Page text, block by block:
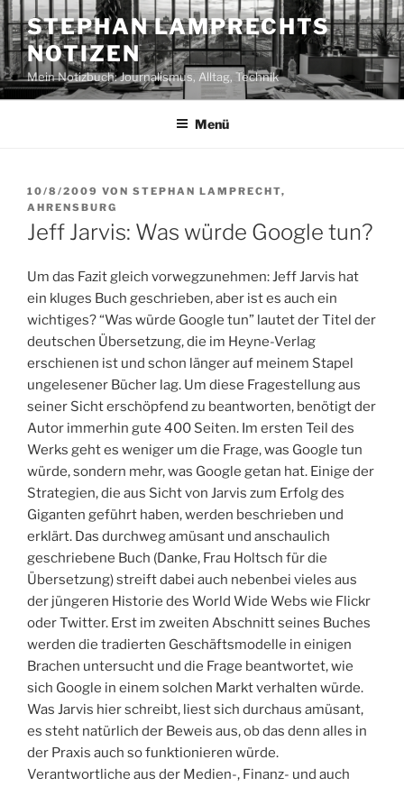
Zum
Inhalt
springen
STEPHAN LAMPRECHTS
NOTIZEN
Mein Notizbuch: Journalismus, Alltag, Technik
Menü
VERÖFFENTLICHT
AM
10/8/2009 VON STEPHAN LAMPRECHT,
AHRENSBURG
Jeff Jarvis: Was würde Google tun?
Um das Fazit gleich vorwegzunehmen: Jeff Jarvis hat
ein kluges Buch geschrieben, aber ist es auch ein
wichtiges? “Was würde Google tun” lautet der Titel der
deutschen Übersetzung, die im Heyne-Verlag
erschienen ist und schon länger auf meinem Stapel
ungelesener Bücher lag. Um diese Fragestellung aus
seiner Sicht erschöpfend zu beantworten, benötigt der
Autor immerhin gute 400 Seiten. Im ersten Teil des
Werks geht es weniger um die Frage, was Google tun
würde, sondern mehr, was Google getan hat. Einige der
Strategien, die aus Sicht von Jarvis zum Erfolg des
Giganten geführt haben, werden beschrieben und
erklärt. Das durchweg amüsant und anschaulich
geschriebene Buch (Danke, Frau Holtsch für die
Übersetzung) streift dabei auch nebenbei vieles aus
der jüngeren Historie des World Wide Webs wie Flickr
oder Twitter. Erst im zweiten Abschnitt seines Buches
werden die tradierten Geschäftsmodelle in einigen
Brachen untersucht und die Frage beantwortet, wie
sich Google in einem solchen Markt verhalten würde.
Was Jarvis hier schreibt, liest sich durchaus amüsant,
es steht natürlich der Beweis aus, ob das denn alles in
der Praxis auch so funktionieren würde.
Verantwortliche aus der Medien-, Finanz- und auch